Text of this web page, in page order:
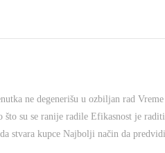
ne degenerišu u ozbiljan rad
su se ranije radile Efikasnost je
stvara kupce Najbolji način da